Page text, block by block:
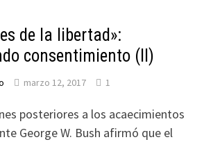
de la libertad»:
consentimiento (II)
marzo 12, 2017 1
posteriores a los acaecimientos
George W. Bush afirmó que el